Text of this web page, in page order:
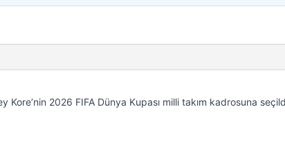
Kore’nin 2026 FIFA Dünya Kupası milli takım kadrosuna